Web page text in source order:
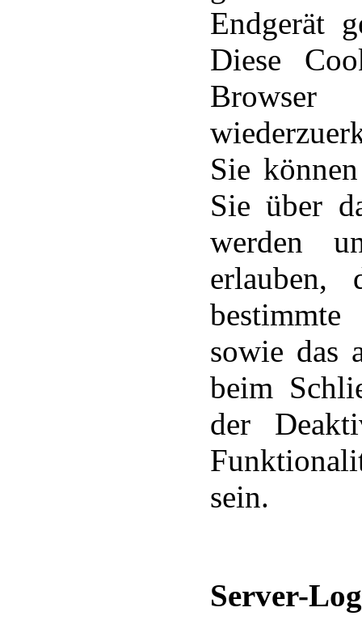
Endgerät
Diese
Sie
Sie über
werden
sowie das
beim
der
sein.
Server-